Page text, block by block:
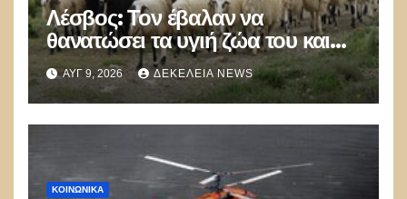
Λέσβος: Τον έβαλαν να
θανατώσει τα υγιή ζώα του και
πέθανε από την στενοχώρια του!
ΑΥΓ 9, 2026 ΔΕΚΈΛΕΙΑ NEWS
ΚΟΙΝΩΝΙΚΑ